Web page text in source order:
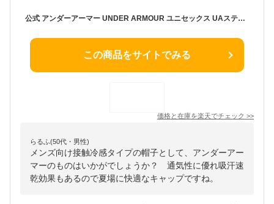
公式 アンダーアーマー UNDER ARMOUR ユニセックス UAステルス フォーム アンクラッシャブル キャップ スポーツスタイル キャップ 5900 帽子 6000413 アウトドア スポーツ ジム 運動 部活 メンズ レディース 帽子 フィット 通気性 吸汗 軽量 洗濯可能 アイソチル 接触冷感
この商品をサイトでみる
価格と在庫を楽天でチェック >>
らるふ(50代・男性)
メンズ向け接触冷感タイプの帽子として、アンダーアー
マーのものはいかがでしょうか？ 通気性に優れ吸汗速
乾効果もあるので夏場に快適なキャップですね。